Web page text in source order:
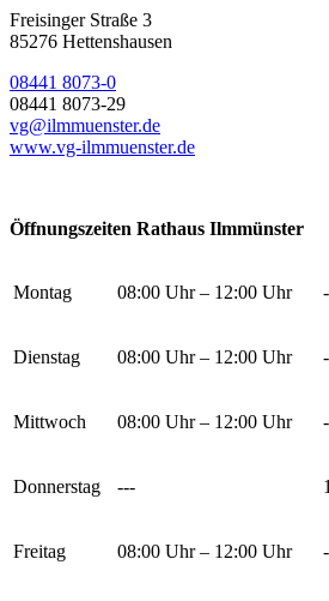
Freisinger Straße 3
85276 Hettenshausen
08441 8073-0
08441 8073-29
vg@ilmmuenster.de
www.vg-ilmmuenster.de
Öffnungszeiten Rathaus Ilmmünster
Montag 08:00 Uhr – 12:00 Uhr
Dienstag 08:00 Uhr – 12:00 Uhr
Mittwoch 08:00 Uhr – 12:00 Uhr
Donnerstag ---
Freitag 08:00 Uhr – 12:00 Uhr